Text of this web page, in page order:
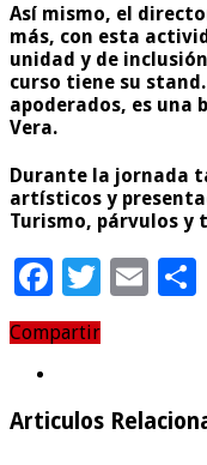
Así mismo, el
más, con esta
unidad y de
curso tiene su
apoderados, es
Vera.
Durante la jornada
artísticos y
Turismo, párvulos y
Facebook
Twitter
Compartir
Articulos